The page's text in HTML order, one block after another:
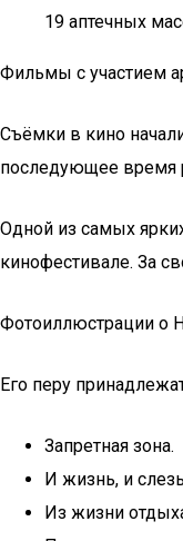
19 аптечных
Фильмы с участием
Съёмки в кино
последующее время
Одной из самых
кинофестивале. За
Фотоиллюстрации о
Его перу
Запретная зона.
И жизнь, и
Из жизни